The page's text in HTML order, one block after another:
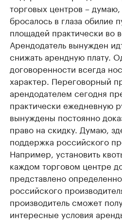
торговых центров –
бросалось в глаза обилие
площадей практически во
Арендодатель вынужден
снижать арендную плату.
договоренности всегда
характер. Переговорный
арендодателем сегодня
практически ежедневную
вынуждены постоянно
право на скидку. Думаю,
поддержка российского
Например, установить
каждом торговом центре
представлено
российского
производитель сможет
интересные условия